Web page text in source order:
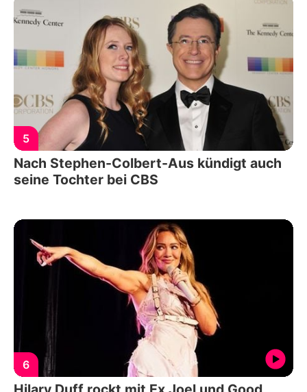
5
Nach Stephen-Colbert-Aus kündigt auch
seine Tochter bei CBS
6